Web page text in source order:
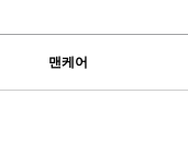
맨케어